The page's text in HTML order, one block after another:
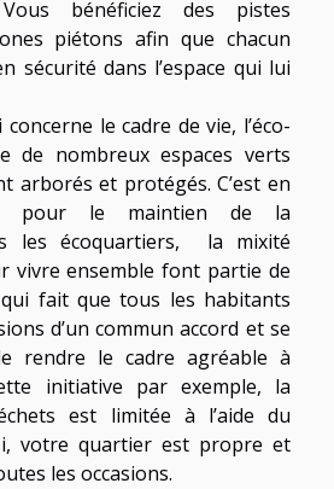
Vous bénéficiez des pistes
piétons afin que chacun
sécurité dans l’espace qui lui
le cadre de vie, l’éco-
de nombreux espaces verts
arborés et protégés. C’est en
pour le maintien de la
les écoquartiers, la mixité
vivre ensemble font partie de
fait que tous les habitants
d’un commun accord et se
rendre le cadre agréable à
initiative par exemple, la
est limitée à l’aide du
votre quartier est propre et
les occasions.